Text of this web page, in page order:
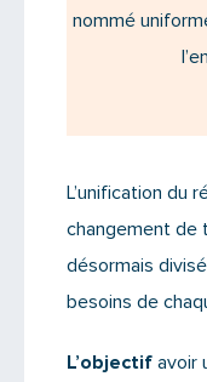
nommé
L’unification du
changement de
désormais
besoins de
L’objectif avoir